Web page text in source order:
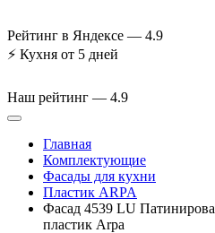
Рейтинг в Яндексе — 4.9
⚡ Кухня от 5 дней
Наш рейтинг — 4.9
Главная
Комплектующие
Фасады для кухни
Пластик ARPA
Фасад 4539 LU
пластик Arpa